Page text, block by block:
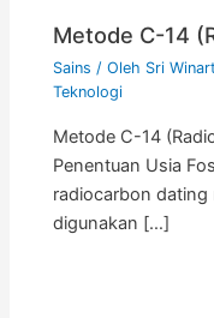
Metode C-14
Sains / Oleh Sri
Teknologi
Metode C-14
Penentuan Usia
radiocarbon dating
digunakan […]